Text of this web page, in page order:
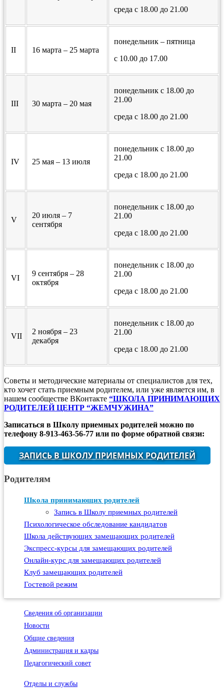
среда с 18.00 до 21.00
II 16 марта – 25 марта
понедельник – пятница
с 10.00 до 17.00
III 30 марта – 20 мая
понедельник с 18.00 до
21.00
среда с 18.00 до 21.00
IV 25 мая – 13 июля
понедельник с 18.00 до
21.00
среда с 18.00 до 21.00
V
20 июля – 7
сентября
понедельник с 18.00 до
21.00
среда с 18.00 до 21.00
VI
9 сентября – 28
октября
понедельник с 18.00 до
21.00
среда с 18.00 до 21.00
VII
2 ноября – 23
декабря
понедельник с 18.00 до
21.00
среда с 18.00 до 21.00
Советы и методические материалы от специалистов для тех,
кто хочет стать приемным родителем, или уже является им, в
нашем сообществе ВКонтакте “ШКОЛА ПРИНИМАЮЩИХ
РОДИТЕЛЕЙ ЦЕНТР “ЖЕМЧУЖИНА”
Записаться в Школу приемных родителей можно по
телефону 8-913-463-56-77 или по форме обратной связи:
ЗАПИСЬ В ШКОЛУ ПРИЕМНЫХ РОДИТЕЛЕЙ
Родителям
Школа принимающих родителей
Запись в Школу приемных родителей
Психологическое обследование кандидатов
Школа действующих замещающих родителей
Экспресс-курсы для замещающих родителей
Онлайн-курс для замещающих родителей
Клуб замещающих родителей
Гостевой режим
Сведения об организации
Новости
Общие сведения
Администрация и кадры
Педагогический совет
Отделы и службы